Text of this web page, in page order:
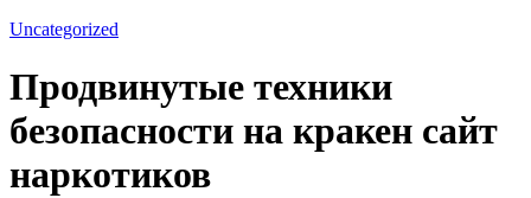
Uncategorized
Продвинутые техники
безопасности на кракен сайт
наркотиков